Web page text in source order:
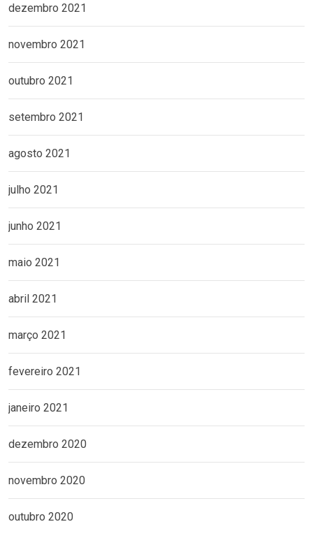
dezembro 2021
novembro 2021
outubro 2021
setembro 2021
agosto 2021
julho 2021
junho 2021
maio 2021
abril 2021
março 2021
fevereiro 2021
janeiro 2021
dezembro 2020
novembro 2020
outubro 2020